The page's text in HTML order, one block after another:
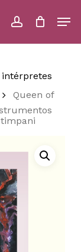
account
Close
Queen of
Menu